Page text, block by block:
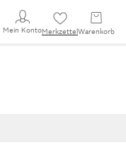
Mein KontoMerkzettel Warenkorb